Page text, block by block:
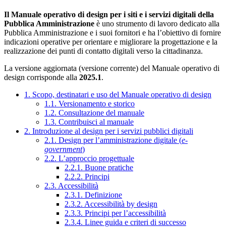
Il Manuale operativo di design per i siti e i servizi digitali della
Pubblica Amministrazione è uno strumento di lavoro dedicato alla
Pubblica Amministrazione e i suoi fornitori e ha l’obiettivo di fornire
indicazioni operative per orientare e migliorare la progettazione e la
realizzazione dei punti di contatto digitali verso la cittadinanza.
La versione aggiornata (versione corrente) del Manuale operativo di
design corrisponde alla 2025.1.
1. Scopo, destinatari e uso del Manuale operativo di design
1.1. Versionamento e storico
1.2. Consultazione del manuale
1.3. Contribuisci al manuale
2. Introduzione al design per i servizi pubblici digitali
2.1. Design per l’amministrazione digitale (e-
government)
2.2. L’approccio progettuale
2.2.1. Buone pratiche
2.2.2. Principi
2.3. Accessibilità
2.3.1. Definizione
2.3.2. Accessibilità by design
2.3.3. Principi per l’accessibilità
2.3.4. Linee guida e criteri di successo